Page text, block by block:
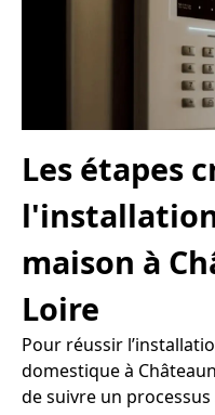
Les étapes
maison à
Loire
Pour réussir
domestique à
de suivre un